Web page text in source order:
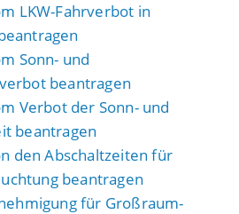
LKW-Fahrverbot in
Sonn- und
beantragen
Verbot der Sonn- und
beantragen
den Abschaltzeiten für
beantragen
für Großraum-